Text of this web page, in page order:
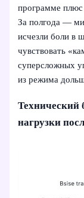
программе
За полгода —
исчезли боли в
чувствовать
суперсложных
из режима
Технический
нагрузки